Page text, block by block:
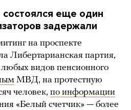
еще один
задержали
на проспекте
Либертарианская партия,
видов пенсионного
МВД, на протестную
человек, по информации
«Белый счетчик» — более